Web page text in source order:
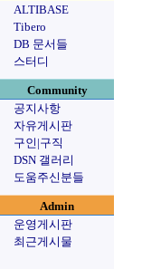
ALTIBASE
Tibero
DB 문서들
스터디
Community
공지사항
자유게시판
구인|구직
DSN 갤러리
도움주신분들
Admin
운영게시판
최근게시물